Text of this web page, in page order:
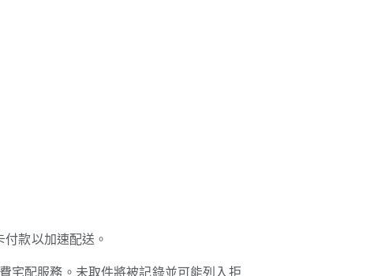
款以加速配送。
宅配服務。未取件將被記錄並可能列入拒